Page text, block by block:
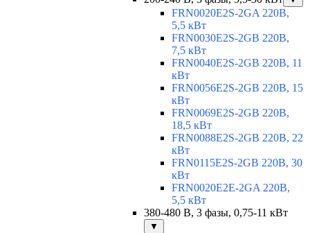
FRN0020E2S-2GA 220В,
5,5 кВт
FRN0030E2S-2GB 220В,
7,5 кВт
FRN0040E2S-2GB 220В, 11
кВт
FRN0056E2S-2GB 220В, 15
кВт
FRN0069E2S-2GB 220В,
18,5 кВт
FRN0088E2S-2GB 220В, 22
кВт
FRN0115E2S-2GB 220В, 30
кВт
FRN0020E2E-2GA 220В,
5,5 кВт
380-480 В, 3 фазы, 0,75-11 кВт
▼